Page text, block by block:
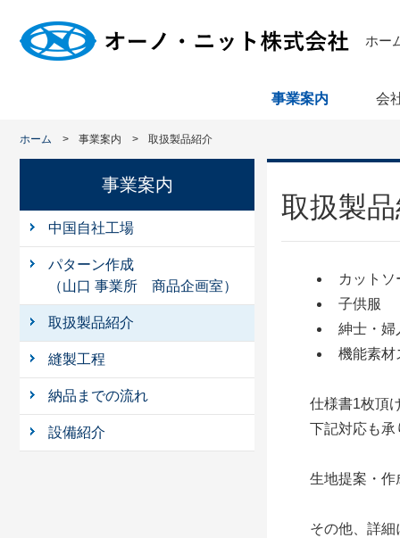
事業案内 会
ホー
ホーム 事業案内 取扱製品紹介
取扱製
カット
子供服
紳士・婦
機能素材
仕様書1枚頂
下記対応も承
生地提案・作
その他、詳
事業案内
中国自社工場
パターン作成
（山口 事業所 商品企画室）
取扱製品紹介
縫製工程
納品までの流れ
設備紹介